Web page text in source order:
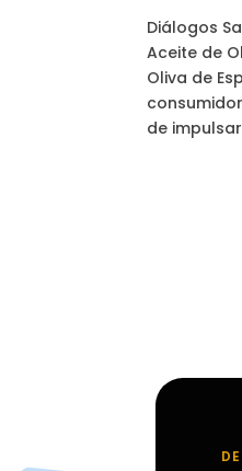
Diálogos
Aceite de
Oliva de
de